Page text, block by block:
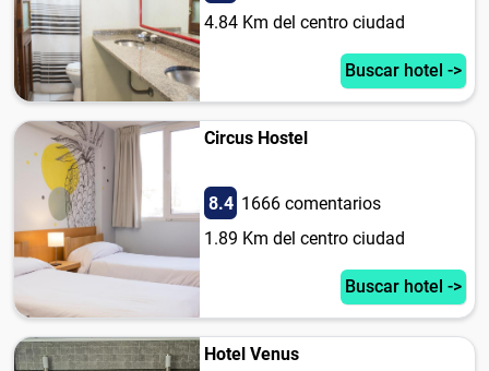
4.84 Km del centro ciudad
Buscar hotel ->
Circus Hostel
8.4 1666 comentarios
1.89 Km del centro ciudad
Buscar hotel ->
Hotel Venus